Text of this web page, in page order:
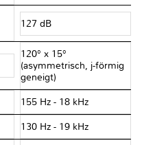
127 dB
120° x 15°
(asymmetrisch, j-förmig
geneigt)
155 Hz - 18 kHz
130 Hz - 19 kHz